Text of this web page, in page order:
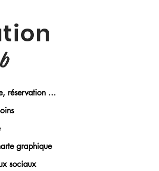
réservation ...
graphique
sociaux